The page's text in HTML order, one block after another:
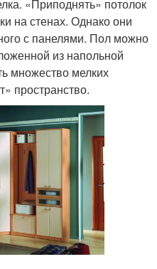
«Приподнять» потолок
на стенах. Однако они
с панелями. Пол можно
из напольной
множество мелких
пространство.